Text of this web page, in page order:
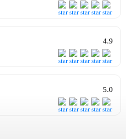
4.9
5.0